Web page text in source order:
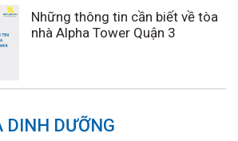
Những thông tin cần biết về tòa
nhà Alpha Tower Quận 3
DINH DƯỠNG